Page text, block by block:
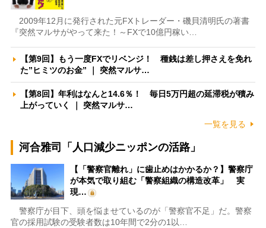
2009年12月に発行された元FXトレーダー・磯貝清明氏の著書
『突然マルサがやって来た！～FXで10億円稼い…
【第9回】もう一度FXでリベンジ！ 種銭は差し押さえを免れ
た”ヒミツのお金” ｜ 突然マルサ…
【第8回】年利はなんと14.6％！ 毎日5万円超の延滞税が積み
上がっていく ｜ 突然マルサ…
一覧を見る
河合雅司「人口減少ニッポンの活路」
【「警察官離れ」に歯止めはかかるか？】警察庁
が本気で取り組む「警察組織の構造改革」 実
現…
警察庁が目下、頭を悩ませているのが「警察官不足」だ。警察
官の採用試験の受験者数は10年間で2分の1以…